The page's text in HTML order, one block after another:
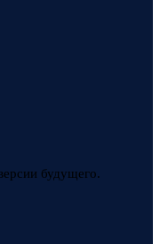
будущего.